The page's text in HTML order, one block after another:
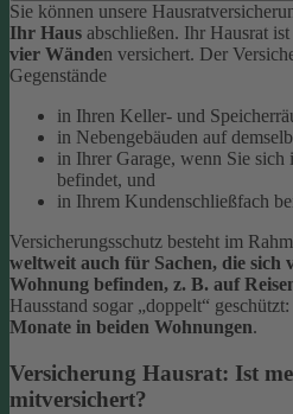
Sie können unsere
Ihr Haus abschließen. Ihr Hausrat ist
vier Wänden versichert. Der
Gegenstände
in Ihren Keller- und
in Nebengebäuden auf
in Ihrer Garage, wenn Sie sich
befindet, und
in Ihrem Kundenschließfach
Versicherungsschutz besteht im
weltweit auch für Sachen, die sich
Wohnung befinden, z. B. auf
Hausstand sogar „doppelt“ geschützt:
Monate in beiden Wohnungen.
Versicherung Hausrat: Ist
mitversichert?